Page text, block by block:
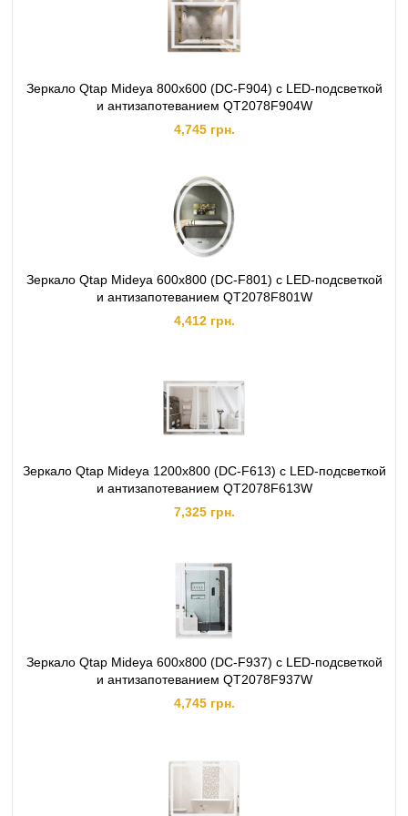
Шурупы (докупаются отдельно)
Наличие полки:Нет
Зеркало Qtap Mideya 800х600 (DC-F904) с LED-подсветкой
и антизапотеванием QT2078F904W
4,745 грн.
Зеркало Qtap Mideya 600х800 (DC-F801) с LED-подсветкой
и антизапотеванием QT2078F801W
4,412 грн.
Зеркало Qtap Mideya 1200х800 (DC-F613) с LED-подсветкой
и антизапотеванием QT2078F613W
7,325 грн.
Зеркало Qtap Mideya 600х800 (DC-F937) с LED-подсветкой
и антизапотеванием QT2078F937W
4,745 грн.